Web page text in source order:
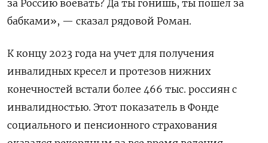
за Россию воевать? Да ты гонишь, ты пошел за
бабками», — сказал рядовой Роман.
К концу 2023 года на учет для получения
инвалидных кресел и протезов нижних
конечностей встали более 466 тыс. россиян с
инвалидностью. Этот показатель в Фонде
социального и пенсионного страхования